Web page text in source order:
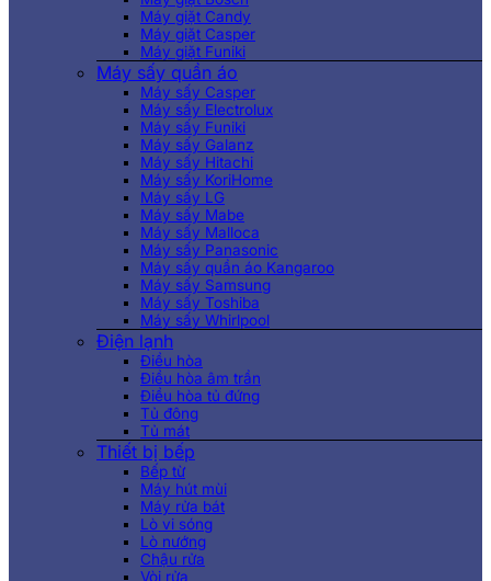
Máy giặt Candy
Máy giặt Casper
Máy giặt Funiki
Máy sấy quần áo
Máy sấy Casper
Máy sấy Electrolux
Máy sấy Funiki
Máy sấy Galanz
Máy sấy Hitachi
Máy sấy KoriHome
Máy sấy LG
Máy sấy Mabe
Máy sấy Malloca
Máy sấy Panasonic
Máy sấy quần áo Kangaroo
Máy sấy Samsung
Máy sấy Toshiba
Máy sấy Whirlpool
Điện lạnh
Điều hòa
Điều hòa âm trần
Điều hòa tủ đứng
Tủ đông
Tủ mát
Thiết bị bếp
Bếp từ
Máy hút mùi
Máy rửa bát
Lò vi sóng
Lò nướng
Chậu rửa
Vòi rửa